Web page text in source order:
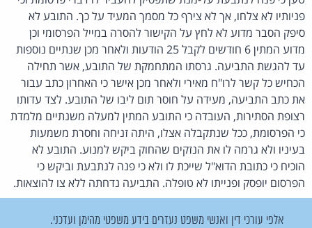
פניותיו לא צלחו, אך לא צירף כל מסמך המעיד על כך. התובע לא
סיפק הסבר מדוע לא לחץ על הקישור להסרה במייל הפרסומי וכן
מדוע המתין 6 חודשים לקבל 25 הודעות ולאחר מכן שנתיים נוספות
עד להגשת התביעה. גרסתו המתחמקת של התובע, אשר תחילה
הכחיש כל קשר לרו"ח מאירי ולאחר מכן אישר כי האחרון כתב עבור
את כתב התביעה, מעידה על חוסר תום ליבו של התובע. לצד עדותו
רצופת הסתירות, העובדה כי התובע המתין למעלה משנתיים מלמדת
כי הפרסומת, ככל שנתקבלה אצלו, היתה זניחה וחסרת משמעות
בעיניו ולא גרמה לו את הנזקים שהחוק ביקש למנוע. התובע לא
הוכיח כי כתובת הדוא"ל שייכת לו ולא כי פנה לנתבעת וביקש כי
הפרסום יופסק ופנייתו לא טופלה. התביעה נדחתה ללא צו להוצאות.
אלפי עורכי דין ואנשי משפט נעזרים בידע משפטי מהימן ועדכני.